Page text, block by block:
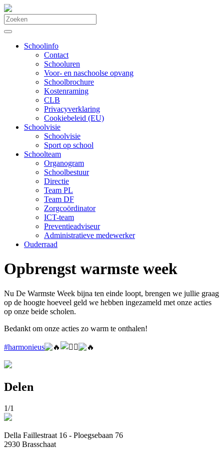
Schoolinfo
Contact
Schooluren
Voor- en naschoolse opvang
Schoolbrochure
Kostenraming
CLB
Privacyverklaring
Cookiebeleid (EU)
Schoolvisie
Schoolvisie
Sport op school
Schoolteam
Organogram
Schoolbestuur
Directie
Team PL
Team DF
Zorgcoördinator
ICT-team
Preventieadviseur
Administratieve medewerker
Ouderraad
Opbrengst warmste week
Nu De Warmste Week bijna ten einde loopt, brengen we jullie graag
op de hoogte hoeveel geld we hebben ingezameld met onze acties
op onze beide scholen.
Bedankt om onze acties zo warm te onthalen!
#harmonieus
Delen
1/1
Della Faillestraat 16 - Ploegsebaan 76
2930 Brasschaat